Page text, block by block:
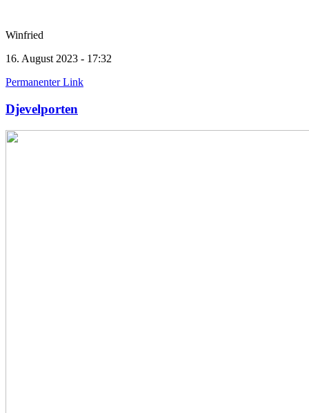
Winfried
16. August 2023 - 17:32
Permanenter Link
Djevelporten